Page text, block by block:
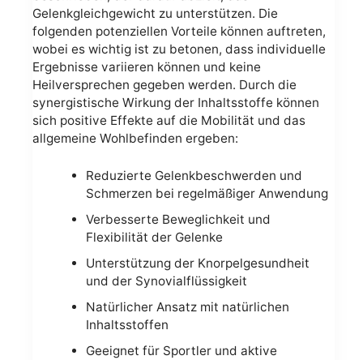
Gelenkgleichgewicht zu unterstützen. Die
folgenden potenziellen Vorteile können auftreten,
wobei es wichtig ist zu betonen, dass individuelle
Ergebnisse variieren können und keine
Heilversprechen gegeben werden. Durch die
synergistische Wirkung der Inhaltsstoffe können
sich positive Effekte auf die Mobilität und das
allgemeine Wohlbefinden ergeben:
Reduzierte Gelenkbeschwerden und
Schmerzen bei regelmäßiger Anwendung
Verbesserte Beweglichkeit und
Flexibilität der Gelenke
Unterstützung der Knorpelgesundheit
und der Synovialflüssigkeit
Natürlicher Ansatz mit natürlichen
Inhaltsstoffen
Geeignet für Sportler und aktive